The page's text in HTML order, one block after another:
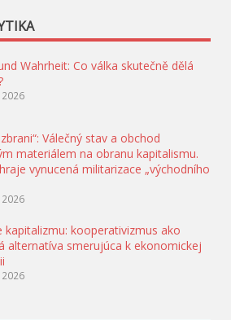
Wahrheit: Co válka skutečně dělá
2026
Válečný stav a obchod
materiálem na obranu kapitalismu.
vynucená militarizace „východního
2026
kapitalizmu: kooperativizmus ako
alternatíva smerujúca k ekonomickej
2026